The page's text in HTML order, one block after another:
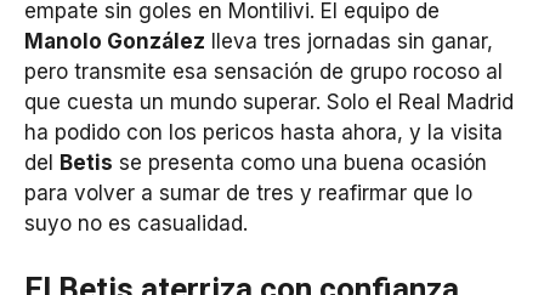
empate sin goles en Montilivi. El equipo de
Manolo González lleva tres jornadas sin ganar,
pero transmite esa sensación de grupo rocoso al
que cuesta un mundo superar. Solo el Real Madrid
ha podido con los pericos hasta ahora, y la visita
del
Betis se presenta como una buena ocasión
para volver a sumar de tres y reafirmar que lo
suyo no es casualidad.